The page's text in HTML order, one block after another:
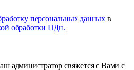
персональных данных в
обработки ПДн.
администратор свяжется с Вами с